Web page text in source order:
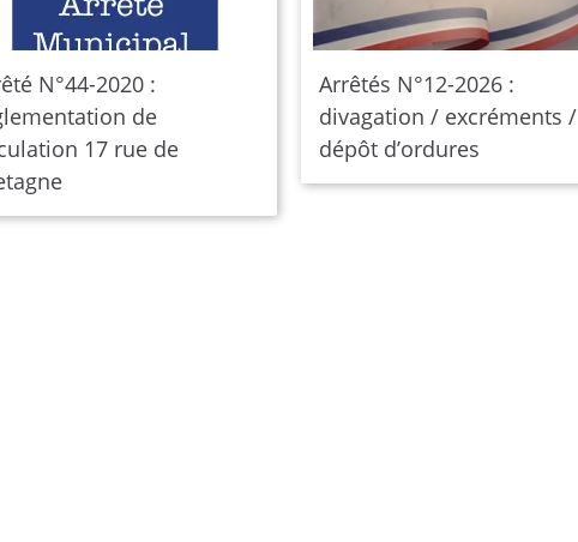
N°44-2020 :
de
17 rue de
Arrêtés N°12-2026 :
divagation / excréments /
dépôt d’ordures